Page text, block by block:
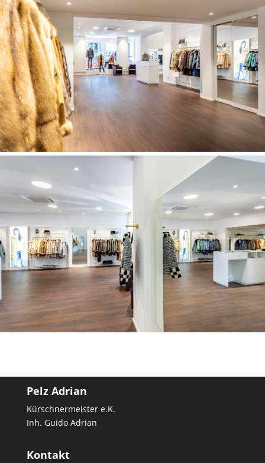
Pelz Adrian
Kürschnermeister e.K.
Inh. Guido Adrian
Kontakt